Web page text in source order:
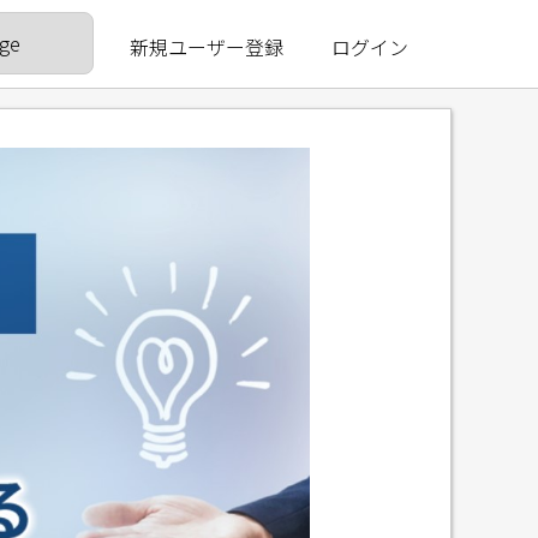
新規ユーザー登録 ログイン